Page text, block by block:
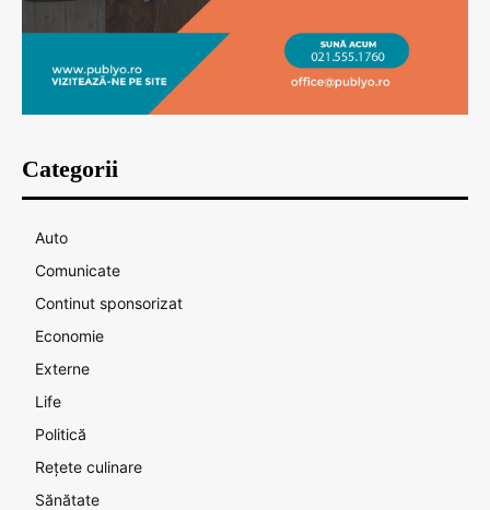
Categorii
Auto
Comunicate
Continut sponsorizat
Economie
Externe
Life
Politică
Rețete culinare
Sănătate